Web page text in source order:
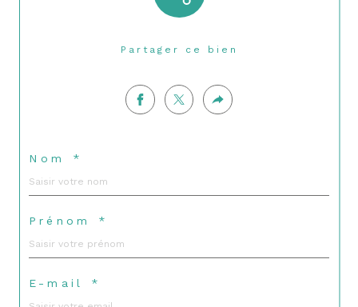
Partager ce bien
Nom *
Prénom *
E-mail *